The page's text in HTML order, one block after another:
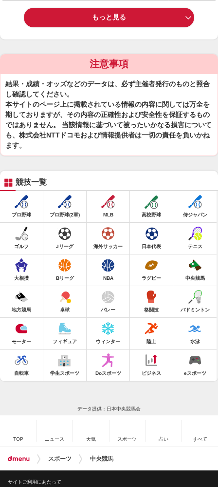
もっと見る
注意事項
結果・成績・オッズなどのデータは、必ず主催者発行のものと照合
し確認してください。
本サイトのページ上に掲載されている情報の内容に関しては万全を
期しておりますが、その内容の正確性および安全性を保証するもの
ではありません。 当該情報に基づいて被ったいかなる損害について
も、株式会社NTTドコモおよび情報提供者は一切の責任を負いかね
ます。
競技一覧
プロ野球 プロ野球(2軍) MLB 高校野球 侍ジャパン
ゴルフ Jリーグ 海外サッカー 日本代表 テニス
大相撲 Bリーグ NBA ラグビー 中央競馬
地方競馬 卓球 バレー 格闘技 バドミントン
モーター フィギュア ウィンター 陸上 水泳
自転車 学生スポーツ Doスポーツ ビジネス eスポーツ
データ提供：日本中央競馬会
TOP ニュース 天気 スポーツ 占い すべて
スポーツ 中央競馬
サイトご利用にあたって